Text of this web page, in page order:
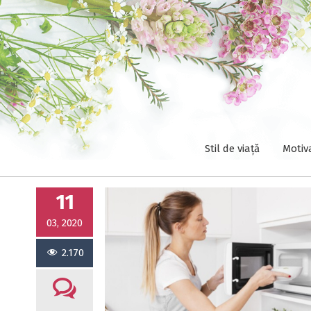
Stil de viață
11
03, 2020
2.170